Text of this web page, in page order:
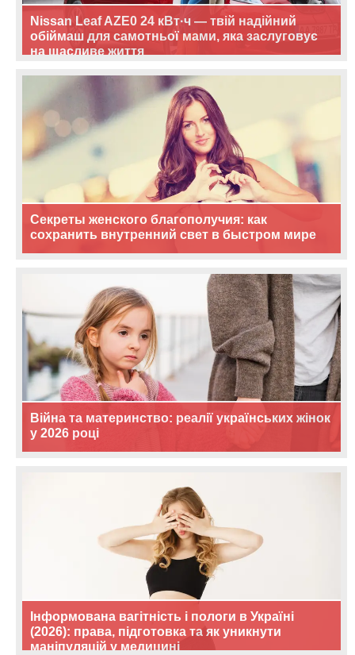
Nissan Leaf AZE0 24 кВт·ч — твій надійний
обіймаш для самотньої мами, яка заслуговує
на щасливе життя
Секреты женского благополучия: как
сохранить внутренний свет в быстром мире
Війна та материнство: реалії українських жінок
у 2026 році
Інформована вагітність і пологи в Україні
(2026): права, підготовка та як уникнути
маніпуляцій у медицині